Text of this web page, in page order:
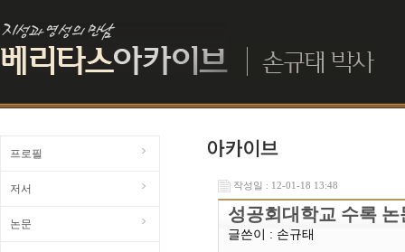
프로필
저서
논문
작성일 : 12-01-18 13:48
성공회대학교 수록 논
글쓴이 : 손규태